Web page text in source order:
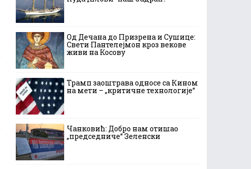
Од Дечана до Призрена и Сушице:
Свети Пантелејмон кроз векове
живи на Косову
Трамп заоштрава односе са Кином
на мети – „критичне технологије“
Чанковић: Добро нам отишао
„председниче“ Зеленски